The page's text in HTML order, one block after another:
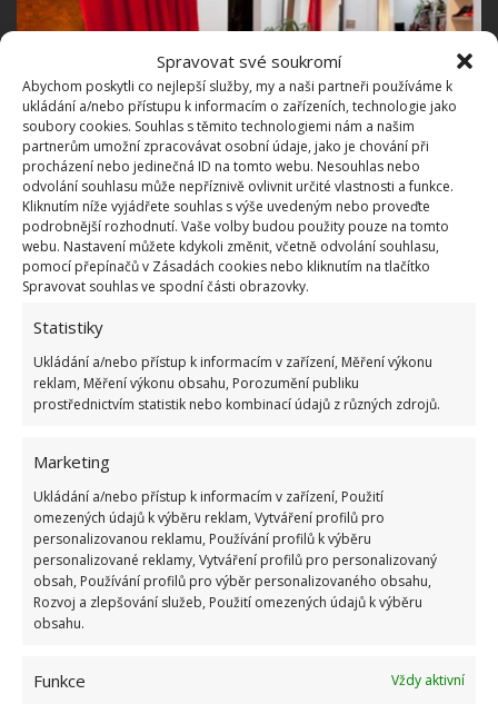
Spravovat své soukromí
Abychom poskytli co nejlepší služby, my a naši partneři používáme k
ukládání a/nebo přístupu k informacím o zařízeních, technologie jako
soubory cookies. Souhlas s těmito technologiemi nám a našim
partnerům umožní zpracovávat osobní údaje, jako je chování při
procházení nebo jedinečná ID na tomto webu. Nesouhlas nebo
odvolání souhlasu může nepříznivě ovlivnit určité vlastnosti a funkce.
Kliknutím níže vyjádřete souhlas s výše uvedeným nebo proveďte
podrobnější rozhodnutí. Vaše volby budou použity pouze na tomto
webu. Nastavení můžete kdykoli změnit, včetně odvolání souhlasu,
pomocí přepínačů v Zásadách cookies nebo kliknutím na tlačítko
Spravovat souhlas ve spodní části obrazovky.
Statistiky
Ukládání a/nebo přístup k informacím v zařízení, Měření výkonu
reklam, Měření výkonu obsahu, Porozumění publiku
prostřednictvím statistik nebo kombinací údajů z různých zdrojů.
Marketing
Ukládání a/nebo přístup k informacím v zařízení, Použití
omezených údajů k výběru reklam, Vytváření profilů pro
personalizovanou reklamu, Používání profilů k výběru
personalizované reklamy, Vytváření profilů pro personalizovaný
obsah, Používání profilů pro výběr personalizovaného obsahu,
Rozvoj a zlepšování služeb, Použití omezených údajů k výběru
obsahu.
Funkce
Vždy aktivní
Nádherná kuchyně
Kdo snil o velké a praktické kuchyni, ten musí při
opravdu velmi výjimečně. Opět musíme upozornit
na stylovou červenou barvu, která ladí i tady.